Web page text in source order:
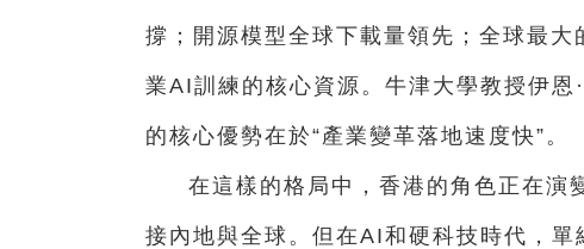
撐；開源模型全球下載量領先；全球最
業AI訓練的核心資源。牛津大學教授伊
的核心優勢在於“產業變革落地速度快”。
在這樣的格局中，香港的角色正在演
接內地與全球。但在AI和硬科技時代，